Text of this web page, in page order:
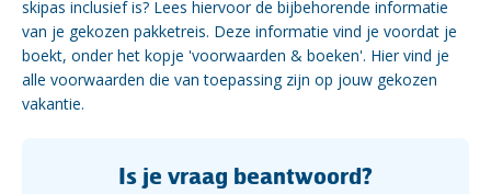
skipas inclusief is? Lees hiervoor de bijbehorende informatie
van je gekozen pakketreis. Deze informatie vind je voordat je
boekt, onder het kopje 'voorwaarden & boeken'. Hier vind je
alle voorwaarden die van toepassing zijn op jouw gekozen
vakantie.
Is je vraag beantwoord?